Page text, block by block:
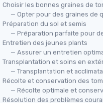
Choisir les bonnes graines de
— Opter pour des graines de
Préparation du sol et semis
— Préparation parfaite pour
Entretien des jeunes plants
— Assurer un entretien
Transplantation et soins en
— Transplantation et
Récolte et conservation des
— Récolte optimale et
Résolution des problèmes